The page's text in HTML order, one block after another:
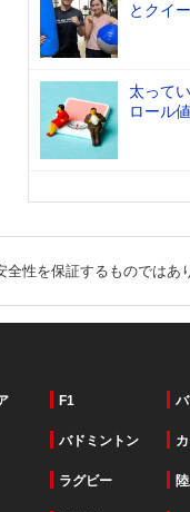
とクイ
太って
ロール
性を保証するものではあ
F1
バドミントン
ラグビー